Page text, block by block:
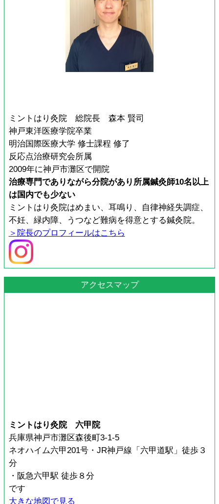
ミントはり灸院 総院長 森本 賢司
神戸東洋医療学院卒業
明治国際医療大学 修士課程 修了
反応点治療研究会所属
2009年に神戸市灘区で開院
治療専門でありながら分院があり所属鍼灸師10名以上
は国内でも少ない
ミントはり灸院はめまい、耳鳴り、自律神経失調症、
不妊、緑内障、うつなど難病を得意とする鍼灸院。
＞院長のプロフィールはこちら
アクセスマップ
ミントはり灸院 六甲院
兵庫県神戸市灘区森後町3-1-5
ネオハイム六甲201号・JR神戸線「六甲道駅」徒歩３
分
・阪急六甲駅 徒歩８分
です
大きな地図で見る